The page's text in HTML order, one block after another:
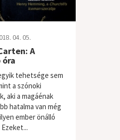
04. 05.
A
tehetsége sem
a szónoki
aki a magáénak
hatalma van még
ember önálló